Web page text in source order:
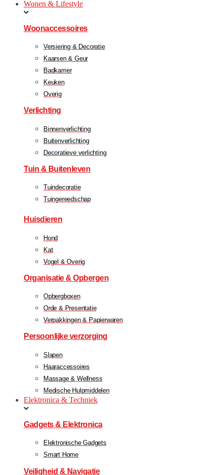
Wonen & Lifestyle
Woonaccessoires
Versiering & Decoratie
Kaarsen & Geur
Badkamer
Keuken
Overig
Verlichting
Binnenverlichting
Buitenverlichting
Decoratieve verlichting
Tuin & Buitenleven
Tuindecoratie
Tuingereedschap
Huisdieren
Hond
Kat
Vogel & Overig
Organisatie & Opbergen
Opbergboxen
Orde & Presentatie
Verpakkingen & Papierwaren
Persoonlijke verzorging
Slapen
Haaraccessoires
Massage & Wellness
Medische Hulpmiddelen
Elektronica & Techniek
Gadgets & Elektronica
Elektronische Gadgets
Smart Home
Veiligheid & Navigatie